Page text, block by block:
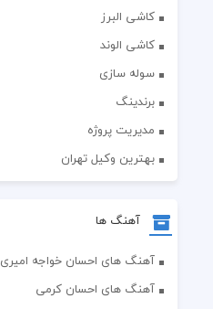
کاشی البرز
کاشی الوند
سوله سازی
برندینگ
مدیریت پروژه
بهترین وکیل تهران
آهنگ ها
آهنگ های احسان خواجه امیری
آهنگ های احسان کرمی